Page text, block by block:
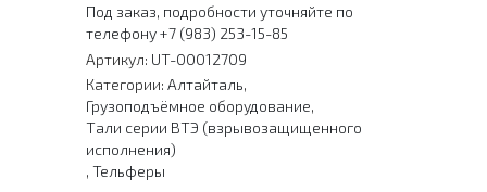
Под заказ, подробности уточняйте по
телефону +7 (983) 253-15-85
Артикул: UT-00012709
Категории: Алтайталь,
Грузоподъёмное оборудование,
Тали серии ВТЭ (взрывозащищенного
исполнения)
, Тельферы